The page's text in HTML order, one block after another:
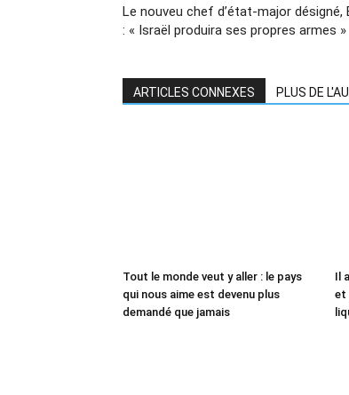
Le nouveu chef d’état-major désigné,
: « Israël produira ses propres armes »
ARTICLES CONNEXES PLUS DE
Tout le monde veut y aller : le pays
qui nous aime est devenu plus
demandé que jamais
Il
et